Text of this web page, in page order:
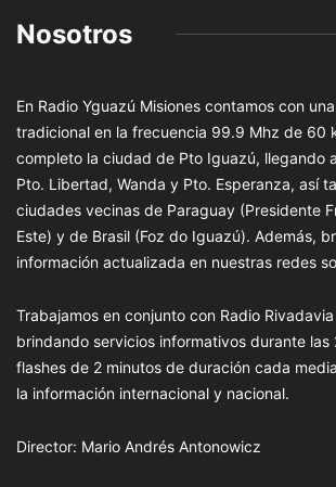
Nosotros
En Radio Yguazú Misiones contamos con
tradicional en la frecuencia 99.9 Mhz de 60
completo la ciudad de Pto Iguazú, llegando
Pto. Libertad, Wanda y Pto. Esperanza, así
ciudades vecinas de Paraguay (Presidente
Este) y de Brasil (Foz do Iguazú). Además,
información actualizada en nuestras redes
Trabajamos en conjunto con Radio
brindando servicios informativos durante las
flashes de 2 minutos de duración cada
la información internacional y nacional.
Director: Mario Andrés Antonowicz